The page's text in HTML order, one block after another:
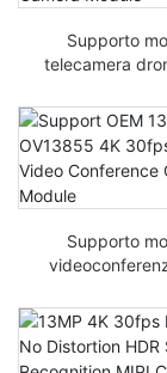
Supporto
telecamera
Focus MIPI
Supporto
OV13855 4K